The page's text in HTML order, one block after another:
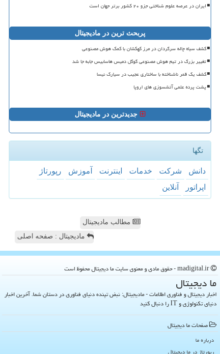
ایران در عرصه علوم شناختی جزو ۲۰ کشور برتر جهان است
پربحث ترین در مادیجیتال
کشف سیاه چاله سرگردان در مرز کهکشان با کمک هوش مصنوعی
تغییر بزرگ در تیم هوش مصنوعی گوگل دمیس هاسابیس جابه جا شد
کشف یک قمر ناشناخته با ساختاری عجیب در سیارک نیسا
پشت پرده علمی آتشسوزی های اروپا
جدیدترین در مادیجیتال
تگها
دانش شركت خدمات اینترنت آموزش
رپورتاژ
اپراتور
آنلاین
مطالب مادیجیتال
مادیجیتال : صفحه اصلی
ما دیجیتال
اخبار دیجیتال و فناوری اطلاعات - مادیجیتال: نبض تپنده دنیای فناوری در دستان شما. آخرین اخبار
دنیای تکنولوژی و IT را دنبال کنید
صفحات ما دیجیتال
درباره ما
رپورتاژ در ما دیجیتال